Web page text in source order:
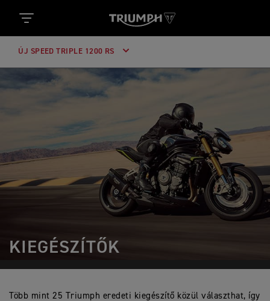
ÚJ SPEED TRIPLE 1200 RS
KIEGÉSZÍTŐK
Több mint 25 Triumph eredeti kiegészítő közül választhat, így